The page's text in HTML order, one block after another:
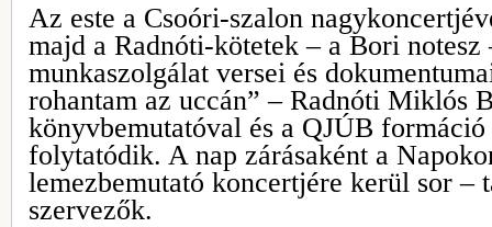
Az este a Csoóri-szalon
majd a Radnóti-kötetek – a Bori
munkaszolgálat versei és
rohantam az uccán” – Radnóti Miklós
könyvbemutatóval és a QJÚB
folytatódik. A nap zárásaként a
lemezbemutató koncertjére kerül sor –
szervezők.